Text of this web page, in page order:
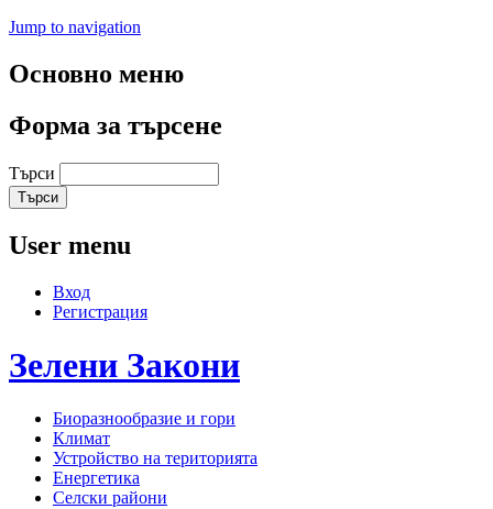
Jump to navigation
Основно меню
Форма за търсене
Търси
User menu
Вход
Регистрация
Зелени Закони
Биоразнообразие и гори
Климат
Устройство на територията
Енергетика
Селски райони